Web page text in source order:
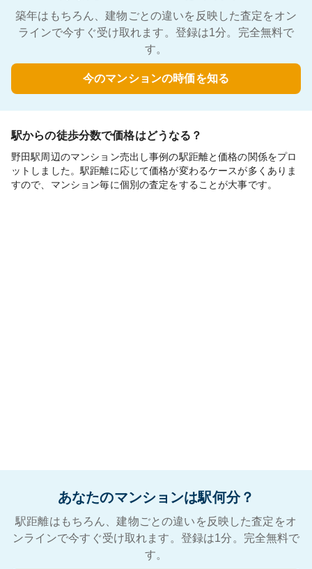
築年はもちろん、建物ごとの違いを反映した査定をオン
ラインで今すぐ受け取れます。登録は1分。完全無料で
す。
今のマンションの時価を知る
駅からの徒歩分数で価格はどうなる？
野田駅周辺のマンション売出し事例の駅距離と価格の関係をプロ
ットしました。駅距離に応じて価格が変わるケースが多くありま
すので、マンション毎に個別の査定をすることが大事です。
あなたのマンションは駅何分？
駅距離はもちろん、建物ごとの違いを反映した査定をオ
ンラインで今すぐ受け取れます。登録は1分。完全無料で
す。